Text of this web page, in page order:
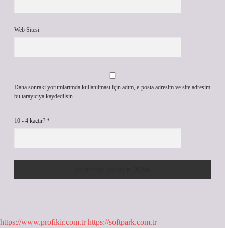
Web Sitesi
Daha sonraki yorumlarımda kullanılması için adım, e-posta adresim ve site adresim
bu tarayıcıya kaydedilsin.
10 - 4 kaçtır? *
https://www.profikir.com.tr https://softpark.com.tr